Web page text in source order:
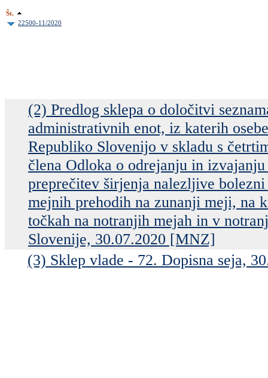
Št.
22500-11/2020
(2) Predlog sklepa o določitvi
administrativnih enot, iz katerih
Republiko Slovenijo v skladu s
člena Odloka o odrejanju in
preprečitev širjenja nalezljive
mejnih prehodih na zunanji meji, na
točkah na notranjih mejah in v
Slovenije, 30.07.2020 [MNZ]
(3) Sklep vlade - 72. Dopisna seja,